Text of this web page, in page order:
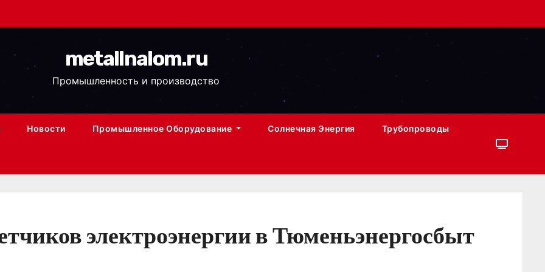
metallnalom.ru
Промышленность и производство
Новости Промышленное Оборудование Солнечная Энергия Трубопроводы
электроэнергии в Тюменьэнергосбыт